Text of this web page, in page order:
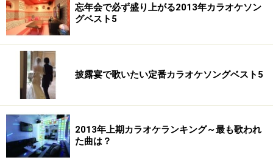
忘年会で必ず盛り上がる2013年カラオケソン
グベスト5
披露宴で歌いたい定番カラオケソングベスト5
2013年上期カラオケランキング～最も歌われ
た曲は？